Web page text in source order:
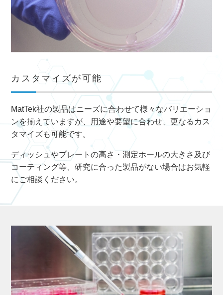
カスタマイズが可能
MatTek社の製品はニーズに合わせて様々なバリエーショ
ンを揃えていますが、用途や要望に合わせ、更なるカス
タマイズも可能です。
ディッシュやプレートの高さ・測定ホールの大きさ及び
コーティング等、研究に合った製品がない場合はお気軽
にご相談ください。